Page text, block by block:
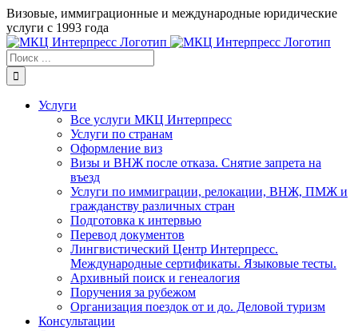
Skip
to
content
Визовые, иммиграционные и международные юридические
услуги с 1993 года
Результат
поиска:
Услуги
Все услуги МКЦ Интерпресс
Услуги по странам
Оформление виз
Визы и ВНЖ после отказа. Снятие запрета на
въезд
Услуги по иммиграции, релокации, ВНЖ, ПМЖ и
гражданству различных стран
Подготовка к интервью
Перевод документов
Лингвистический Центр Интерпресс.
Международные сертификаты. Языковые тесты.
Архивный поиск и генеалогия
Поручения за рубежом
Организация поездок от и до. Деловой туризм
Консультации